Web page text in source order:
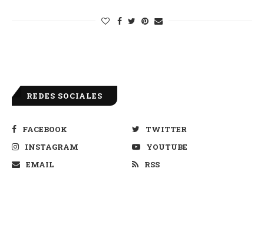
REDES SOCIALES
FACEBOOK
TWITTER
INSTAGRAM
YOUTUBE
EMAIL
RSS